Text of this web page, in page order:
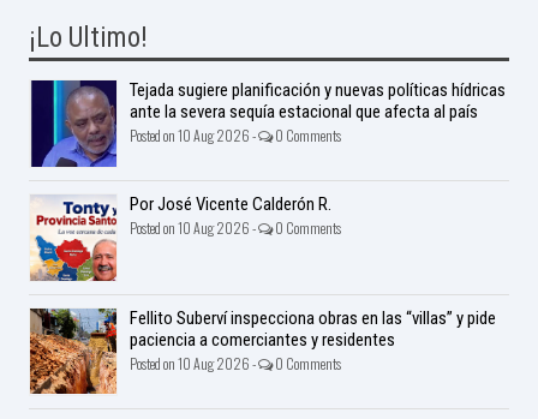
¡Lo Ultimo!
Tejada sugiere planificación y nuevas políticas hídricas
ante la severa sequía estacional que afecta al país
Posted on 10 Aug 2026 - 0 Comments
Por José Vicente Calderón R.
Posted on 10 Aug 2026 - 0 Comments
Fellito Suberví inspecciona obras en las “villas” y pide
paciencia a comerciantes y residentes
Posted on 10 Aug 2026 - 0 Comments